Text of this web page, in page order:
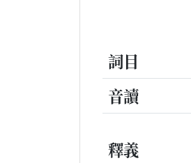
詞目
音讀
釋義